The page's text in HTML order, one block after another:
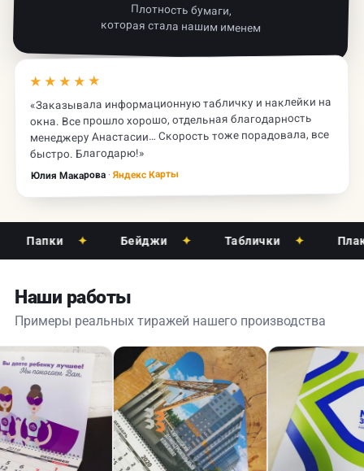
Плотность бумаги,
которая стала нашим именем
★★★★★
«Заказывала информационную табличку и наклейки на
окна. Все прошло хорошо, отдельная благодарность
менеджеру Анастасии… Скорость тоже порадовала, все
быстро. Благодарю!»
Юлия Макарова· Яндекс Карты
Папки ✦ Бейджи ✦ Таблички ✦
Наши работы
Примеры реальных тиражей нашего производства